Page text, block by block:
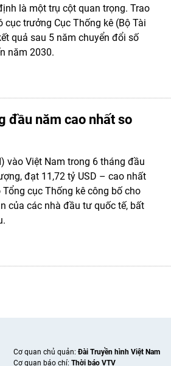
là một trụ cột quan trọng. Trao
cục trưởng Cục Thống kê (Bộ Tài
quả sau 5 năm chuyển đổi số
năm 2030.
đầu năm cao nhất so
vào Việt Nam trong 6 tháng đầu
đạt 11,72 tỷ USD – cao nhất
cục Thống kê công bố cho
của các nhà đầu tư quốc tế, bất
Cơ quan chủ quản:Đài Truyền hình Việt Nam
Cơ quan báo chí: Thời báo VTV